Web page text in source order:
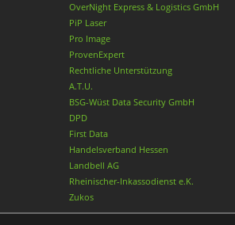
OverNight Express & Logistics GmbH
PiP Laser
Pro Image
ProvenExpert
Rechtliche Unterstützung
A.T.U.
BSG-Wüst Data Security GmbH
DPD
First Data
Handelsverband Hessen
Landbell AG
Rheinischer-Inkassodienst e.K.
Zukos